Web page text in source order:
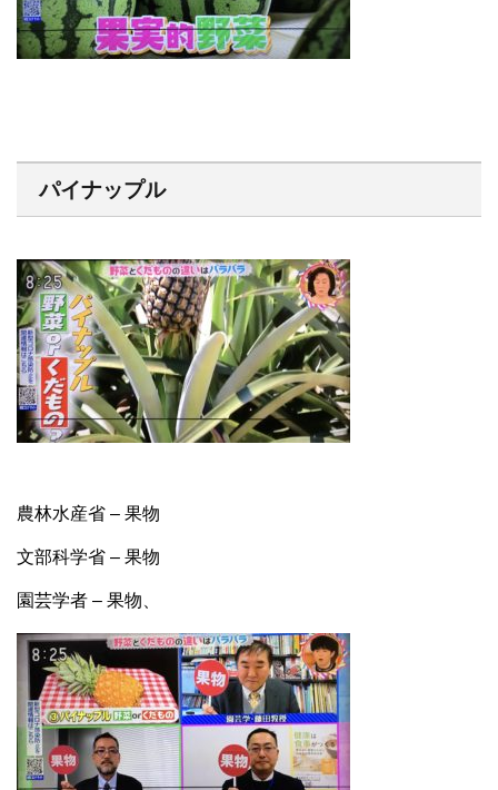
パイナップル
農林水産省 – 果物
文部科学省 – 果物
園芸学者 – 果物、